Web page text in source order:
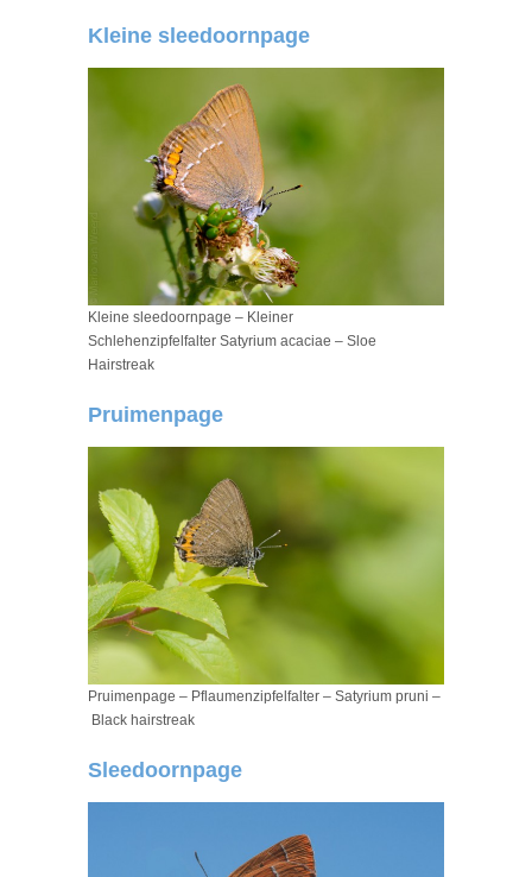
Kleine sleedoornpage
Kleine sleedoornpage – Kleiner
Schlehenzipfelfalter Satyrium acaciae – Sloe
Hairstreak
Pruimenpage
Pruimenpage – Pflaumenzipfelfalter – Satyrium pruni –
Black hairstreak
Sleedoornpage